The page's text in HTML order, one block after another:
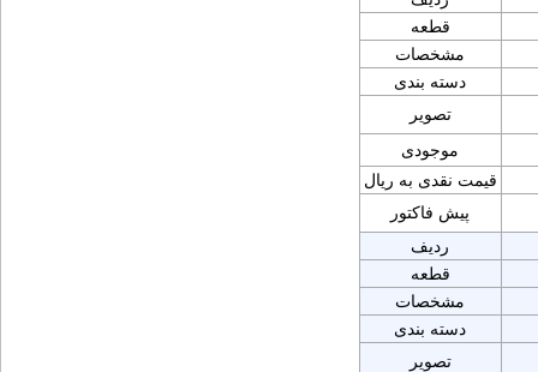
قطعه
مشخصات
دسته بندی
تصویر
موجودی
قیمت نقدی به ریال
پیش فاکتور
ردیف
قطعه
مشخصات
دسته بندی
تصویر